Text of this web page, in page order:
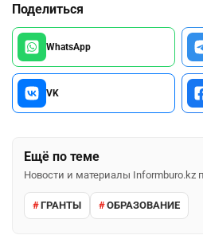
Поделиться
WhatsApp
VK
Ещё по теме
Новости и материалы Informburo.kz
ГРАНТЫ ОБРАЗОВАНИЕ